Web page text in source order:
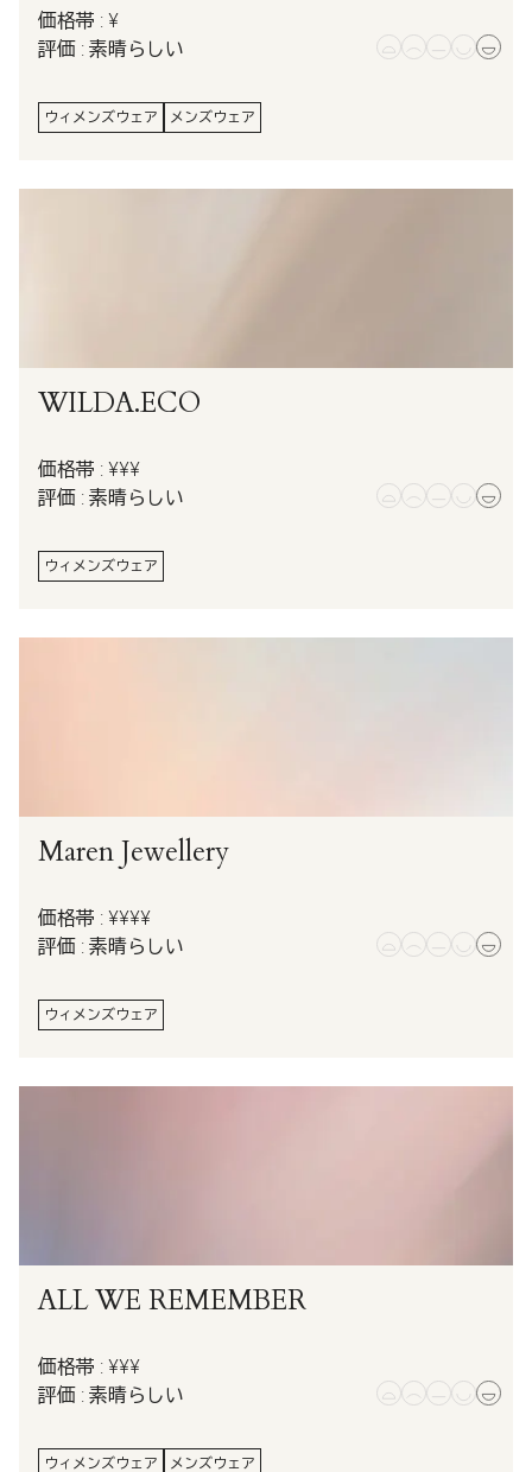
価格帯 : ¥
評価 : 素晴らしい
ウィメンズウェア メンズウェア
WILDA.ECO
価格帯 : ¥¥¥
評価 : 素晴らしい
ウィメンズウェア
Maren Jewellery
価格帯 : ¥¥¥¥
評価 : 素晴らしい
ウィメンズウェア
ALL WE REMEMBER
価格帯 : ¥¥¥
評価 : 素晴らしい
ウィメンズウェア メンズウェア